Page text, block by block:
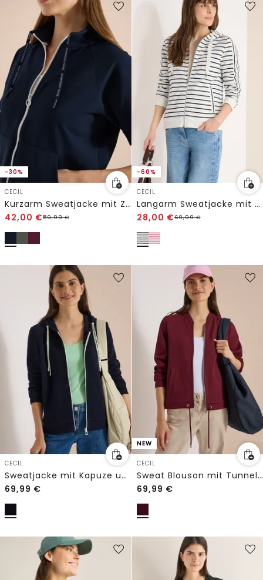
-30%
CECIL
Kurzarm Sweatjacke mit Zipper
42,00 €59,99€
-60%
CECIL
Langarm Sweatjacke mit Kapuze
28,00 €69,99€
CECIL
Sweatjacke mit Kapuze und Struktur
69,99 €
NEW
CECIL
Sweat Blouson mit Tunnelzug
69,99 €